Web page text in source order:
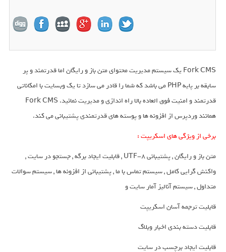
Fork CMS یک سیستم مدیریت محتوای متن باز و رایگان اما قدرتمند و پر
سابقه بر پایه PHP می باشد که شما را قادر می سازد تا یک وبسایت با امکاناتی
قدرتمند و امنیت فوق العاده بالا راه اندازی و مدیریت نمائید. Fork CMS
همانند وردپرس از افزونه ها و پوسته های قدرتمندی پشتیبانی می کند.
برخی از ویژگی های اسکریپت :
متن باز و رایگان , پشتیبانی UTF-8 , قابلیت ایجاد برگه , جستجو در سایت ,
واکنش گرایی کامل , سیستم تماس با ما , پشتیبانی از افزونه ها , سیستم سوالات
متداول , سیستم آنالیز آمار سایت و
قابلیت ترجمه آسان اسکریپت
قابلیت دسته بندی اخبار وبلاگ
قابلیت ایجاد برچسب در سایت